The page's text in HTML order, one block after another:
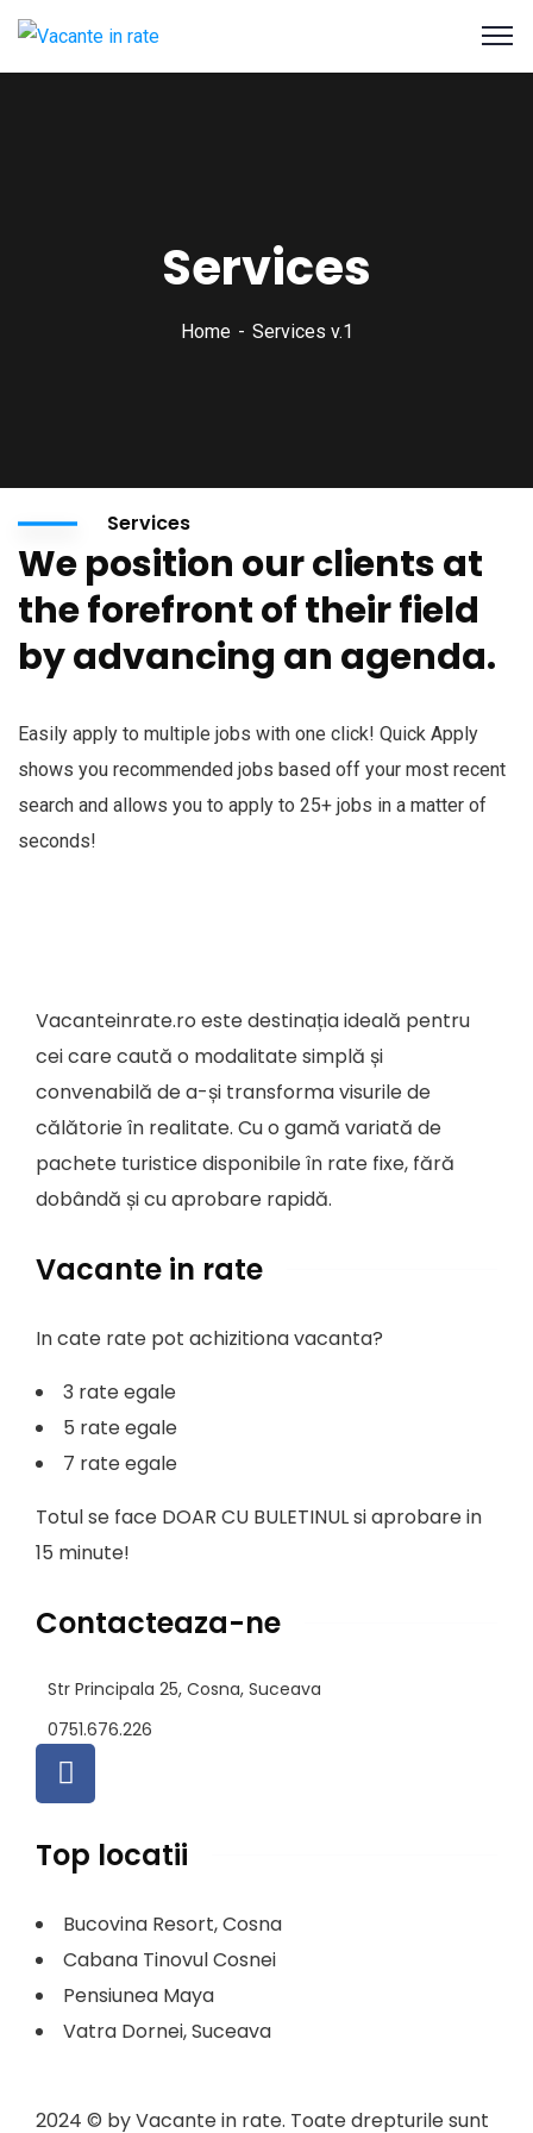
Services
Home Services v.1
Services
We position our clients at
the forefront of their field
by advancing an agenda.
Easily apply to multiple jobs with one click! Quick Apply
shows you recommended jobs based off your most recent
search and allows you to apply to 25+ jobs in a matter of
seconds!
Vacanteinrate.ro este destinația ideală pentru
cei care caută o modalitate simplă și
convenabilă de a-și transforma visurile de
călătorie în realitate. Cu o gamă variată de
pachete turistice disponibile în rate fixe, fără
dobândă și cu aprobare rapidă.
Vacante in rate
In cate rate pot achizitiona vacanta?
3 rate egale
5 rate egale
7 rate egale
Totul se face DOAR CU BULETINUL si aprobare in
15 minute!
Contacteaza-ne
Str Principala 25, Cosna, Suceava
0751.676.226 ​
Top locatii
Bucovina Resort, Cosna
Cabana Tinovul Cosnei
Pensiunea Maya
Vatra Dornei, Suceava
2024 © by Vacante in rate. Toate drepturile sunt